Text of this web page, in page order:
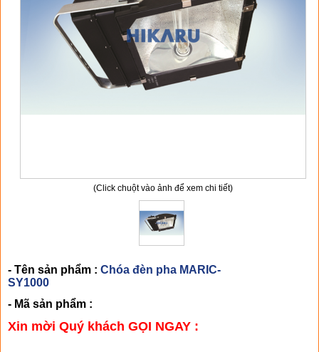
(Click chuột vào ảnh để xem chi tiết)
- Tên sản phẩm : Chóa đèn pha MARIC-
SY1000
- Mã sản phẩm :
Xin mời Quý khách GỌI NGAY :